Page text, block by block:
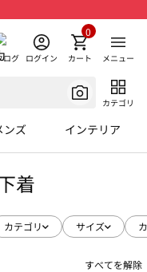
ログ ログイン カート
0
メニュー
カテゴリ
ンズ インテリア
着
カテゴリ サイズ
すべてを解除